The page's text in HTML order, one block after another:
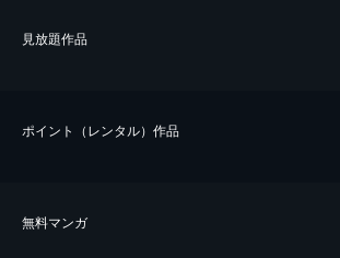
⾒放題作品
ポイント（レンタル）作品
無料マンガ